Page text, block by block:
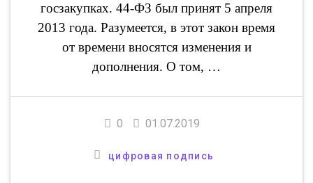
госзакупках. 44-ФЗ был принят 5 апреля
2013 года. Разумеется, в этот закон время
от времени вносятся изменения и
дополнения. О том, …
0 01.07.2019
цифровая подпись